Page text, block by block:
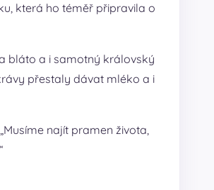
která ho téměř připravila o
bláto a i samotný královský
přestaly dávat mléko a i
najít pramen života,